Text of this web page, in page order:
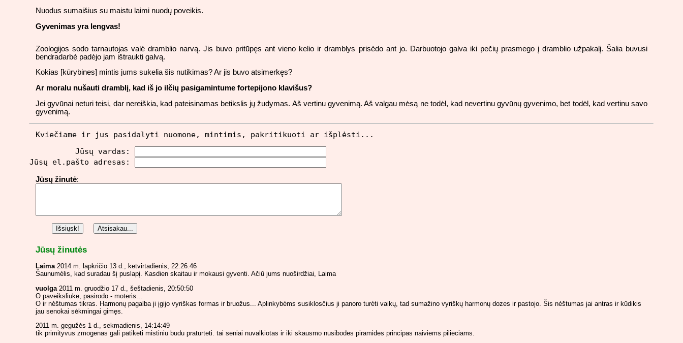
Nuodus sumaišius su maistu laimi nuodų poveikis.
Gyvenimas yra lengvas!
Zoologijos sodo tarnautojas valė dramblio narvą. Jis buvo pritūpęs ant vieno kelio ir dramblys prisėdo ant jo. Darbuotojo galva iki pečių prasmego į dramblio užpakalį. Šalia buvusi
bendradarbė padėjo jam ištraukti galvą.
Kokias [kūrybines] mintis jums sukelia šis nutikimas? Ar jis buvo atsimerkęs?
Ar moralu nušauti dramblį, kad iš jo ilčių pasigamintume fortepijono klavišus?
Jei gyvūnai neturi teisi, dar nereiškia, kad pateisinamas betikslis jų žudymas. Aš vertinu gyvenimą. Aš valgau mėsą ne todėl, kad nevertinu gyvūnų gyvenimo, bet todėl, kad vertinu savo
gyvenimą.
Kviečiame ir jus pasidalyti nuomone, mintimis, pakritikuoti ar išplėsti...
Jūsų vardas:
Jūsų el.pašto adresas:
Jūsų žinutė:
Jūsų žinutės
Laima2014 m. lapkričio 13 d., ketvirtadienis, 22:26:46
Šaunumėlis, kad suradau šį puslapį. Kasdien skaitau ir mokausi gyventi. Ačiū jums nuoširdžiai, Laima
vuolga 2011 m. gruodžio 17 d., šeštadienis, 20:50:50
O paveiksliuke, pasirodo - moteris...
O ir nėštumas tikras. Harmonų pagalba ji įgijo vyriškas formas ir bruožus... Aplinkybėms susiklosčius ji panoro turėti vaikų, tad sumažino vyriškų harmonų dozes ir pastojo. Šis nėštumas jai antras ir kūdikis
jau senokai sėkmingai gimęs.
2011 m. gegužės 1 d., sekmadienis, 14:14:49
tik primityvus zmogenas gali patiketi mistiniu budu praturteti. tai seniai nuvalkiotas ir iki skausmo nusibodes piramides principas naiviems pilieciams.